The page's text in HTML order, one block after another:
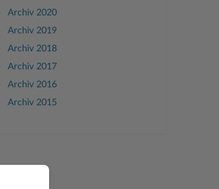
Archiv 2020
Archiv 2019
Archiv 2018
Archiv 2017
Archiv 2016
Archiv 2015